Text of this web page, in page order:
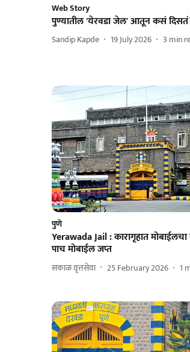
Web Story
पुण्यातील 'येरवडा जेल' आतून कसं
Sandip Kapde 19 July 2026 3 min
पुणे
Yerawada Jail : कारागृहात
पाच मोबाईल जप्त
सकाळ वृत्तसेवा 25 February 2026 1